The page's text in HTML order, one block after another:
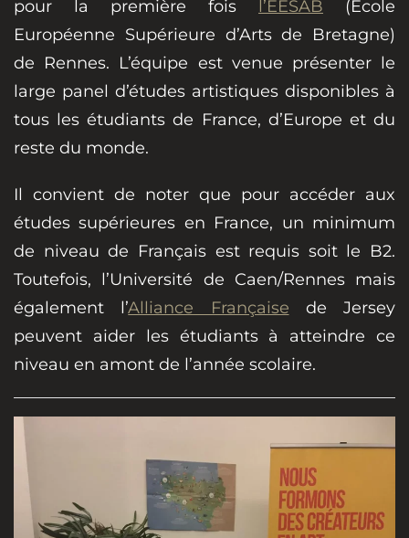
pour la première fois l’EESAB (Ecole
Européenne Supérieure d’Arts de Bretagne)
de Rennes. L’équipe est venue présenter le
large panel d’études artistiques disponibles à
tous les étudiants de France, d’Europe et du
reste du monde.
Il convient de noter que pour accéder aux
études supérieures en France, un minimum
de niveau de Français est requis soit le B2.
Toutefois, l’Université de Caen/Rennes mais
également l’Alliance Française de Jersey
peuvent aider les étudiants à atteindre ce
niveau en amont de l’année scolaire.